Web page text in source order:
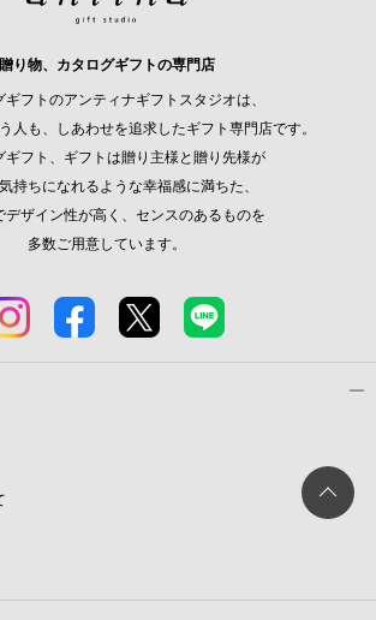
贈り物、カタログギフトの専門店
ギフトのアンティナギフトスタジオは、
人も、しあわせを追求したギフト専門店です。
ギフト、ギフトは贈り主様と贈り先様が
持ちになれるような幸福感に満ちた、
デザイン性が高く、センスのあるものを
多数ご用意しています。